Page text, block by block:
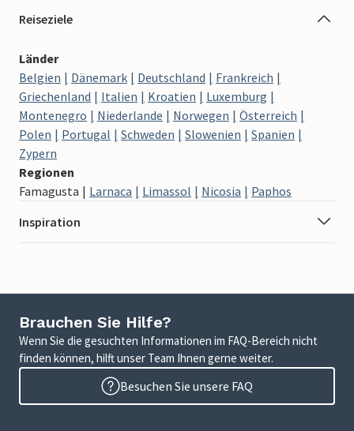
Reiseziele
Länder
Belgien
Dänemark Deutschland
Frankreich
Griechenland
Italien Kroatien
Luxemburg
Montenegro
Niederlande Norwegen
Österreich
Polen
Portugal Schweden Slowenien
Spanien
Zypern
Regionen
Famagusta
Larnaca Limassol Nicosia
Paphos
Inspiration
Brauchen Sie Hilfe?
Wenn Sie die gesuchten Informationen im FAQ-Bereich nicht
finden können, hilft unser Team Ihnen gerne weiter.
Besuchen Sie unsere FAQ